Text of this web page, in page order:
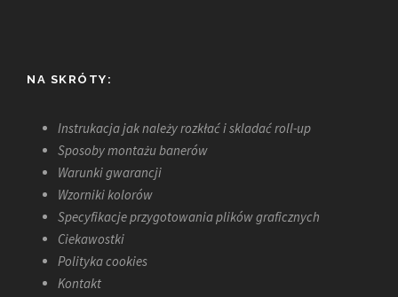
NA SKRÓTY:
Instrukacja jak należy rozkłać i skladać roll-up
Sposoby montażu banerów
Warunki gwarancji
Wzorniki kolorów
Specyfikacje przygotowania plików graficznych
Ciekawostki
Polityka cookies
Kontakt